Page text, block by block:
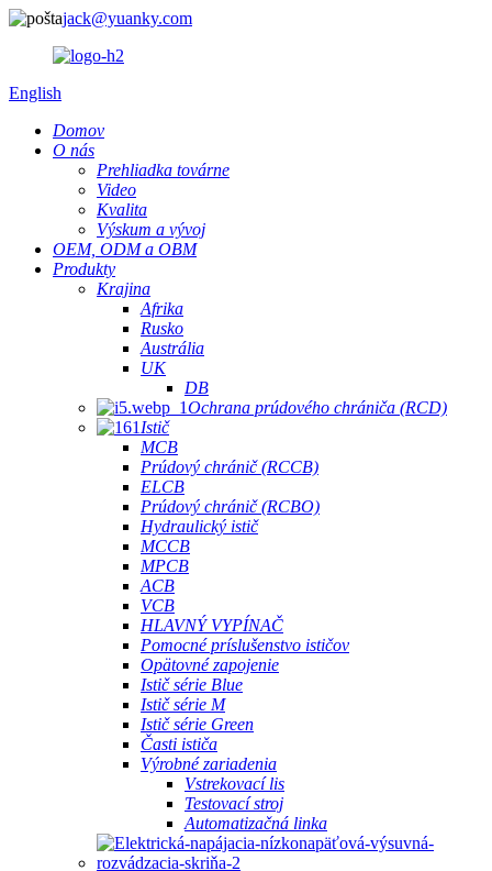
jack@yuanky.com
English
Domov
O nás
Prehliadka továrne
Video
Kvalita
Výskum a vývoj
OEM, ODM a OBM
Produkty
Krajina
Afrika
Rusko
Austrália
UK
DB
Ochrana prúdového chrániča (RCD)
Istič
MCB
Prúdový chránič (RCCB)
ELCB
Prúdový chránič (RCBO)
Hydraulický istič
MCCB
MPCB
ACB
VCB
HLAVNÝ VYPÍNAČ
Pomocné príslušenstvo ističov
Opätovné zapojenie
Istič série Blue
Istič série M
Istič série Green
Časti ističa
Výrobné zariadenia
Vstrekovací lis
Testovací stroj
Automatizačná linka